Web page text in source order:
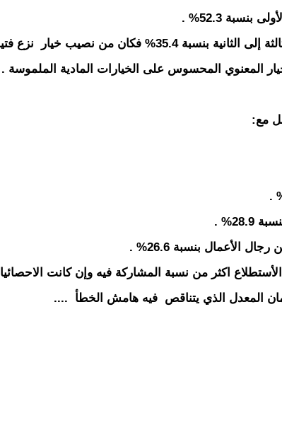
52.3% .
أما الخيار الثاني والذي شهد تقدما من الرتبة الثالثة إلى الثانية بنسبة 35.4% فكان من نصيب خيار
المعنوي المحسوس على الخيارات المادية الملموسة .
مع:
.
بنسبة 26.6% .
الأستطلاع اكثر من نسبة المشاركة فيه وإن كانت
المعدل الذي يتناقص فيه هامش الخطأ ....